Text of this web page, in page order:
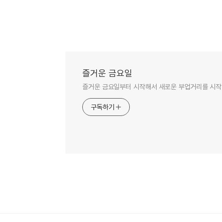
즐거운 금요일
즐거운 금요일부터 시작해서 새로운 부업거리를 시
구독하기